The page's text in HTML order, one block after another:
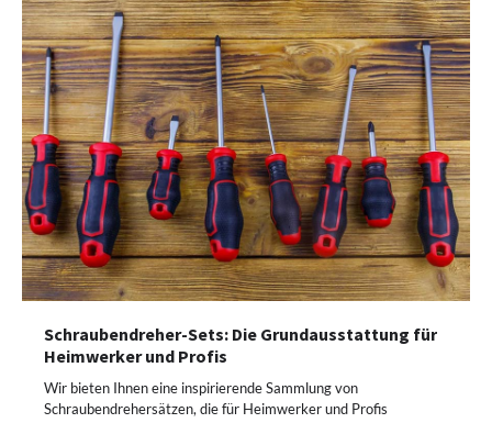
Schraubendreher-Sets: Die Grundausstattung für
Heimwerker und Profis
Wir bieten Ihnen eine inspirierende Sammlung von
Schraubendrehersätzen, die für Heimwerker und Profis